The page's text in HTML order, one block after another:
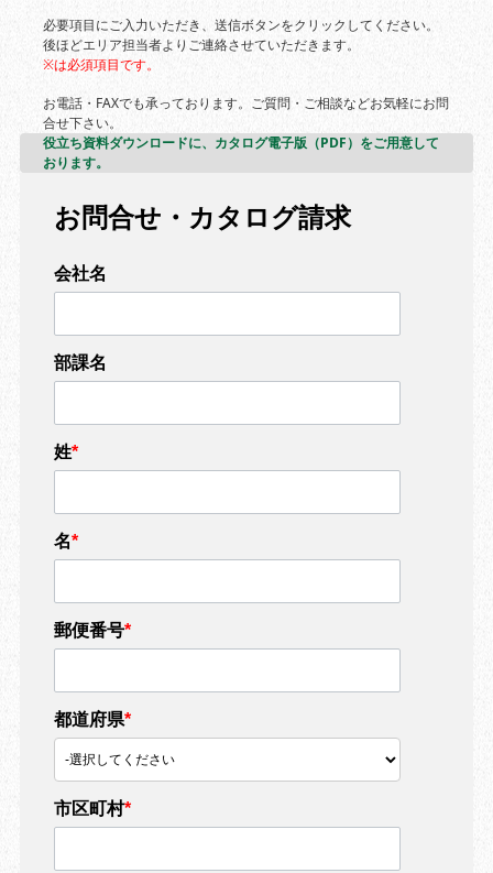
必要項目にご入力いただき、送信ボタンをクリックしてください。
後ほどエリア担当者よりご連絡させていただきます。
※は必須項目です。
お電話・FAXでも承っております。ご質問・ご相談などお気軽にお問
合せ下さい。
役立ち資料ダウンロードに、カタログ電子版（PDF）をご用意して
おります。
お問合せ・カタログ請求
会社名
部課名
姓*
名*
郵便番号*
都道府県*
市区町村*